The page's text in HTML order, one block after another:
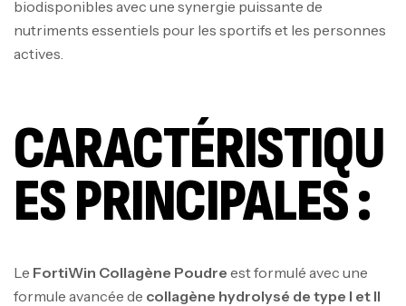
biodisponibles avec une synergie puissante de
nutriments essentiels pour les sportifs et les personnes
actives.
CARACTÉRISTIQU
ES PRINCIPALES :
Le FortiWin Collagène Poudre est formulé avec une
formule avancée de collagène hydrolysé de type I et II